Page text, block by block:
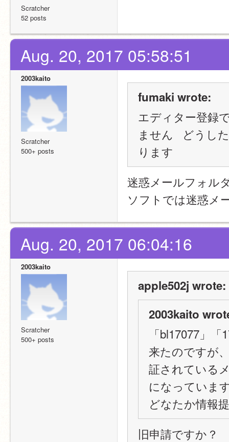
Scratcher
52 posts
Aug. 20, 2017 05:58:51
2003kaito
Scratcher
500+ posts
fumaki wrote:
エディター登録
ません   どうし
ります
迷惑メールフォル
ソフトでは迷惑メ
Aug. 20, 2017 06:04:16
2003kaito
Scratcher
500+ posts
apple502j wrote:
2003kaito
「bl17077」
来たのですが
証されている
になっていま
どなたか情報
旧申請ですか？